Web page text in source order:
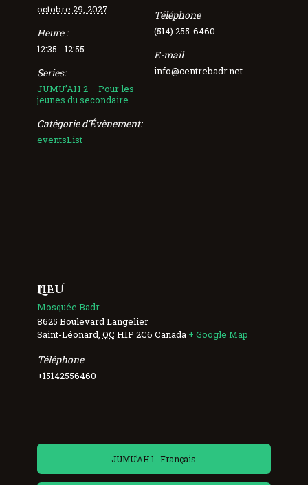
octobre 29, 2027
Heure :
12:35 - 12:55
Series:
JUMU’AH 2 – Pour les
jeunes du secondaire
Catégorie d’Évènement:
eventsList
Téléphone
(514) 255-6460
E-mail
info@centrebadr.net
LIEU
Mosquée Badr
8625 Boulevard Langelier
Saint-Léonard QC H1P 2C6 Canada + Google Map
Téléphone
+15142556460
JUMU’AH 1- Français